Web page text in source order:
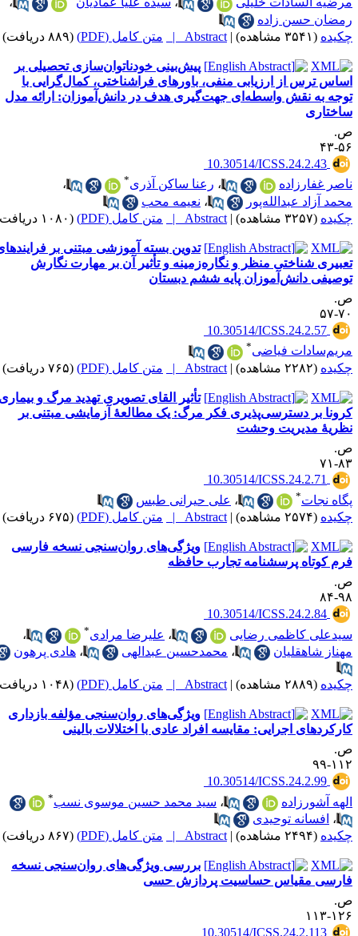
حسن زاده
(۳۵۴۱ مشاهده) |
Abstract | متن کامل (PDF) (۸۸۹ دریافت)
پیش‌بینی خودناتوان‌سازی تحصیلی بر
ترس از ارزیابی منفی، باورهای فراشناختی، کمال‌گرایی با
به نقش واسطه‌ای جهت‌گیری هدف در دانش‌آموزان: ارائه مدل
۴۳
‎ 10.30514/ICSS.24.2.43
غفارزاده
،رعنا ساکن آذری
،
آزاد عبدالله‌پور
،نعیمه محب
(۳۲۵۷ مشاهده) |
Abstract | متن کامل (PDF) (۱۰۸۰ دریافت)
تدوین بسته آموزشی مبتنی بر فرایندهای
شناختی منظر و نگاره‌زمینه و تأثیر آن بر مهارت نگارش
دانش‌آموزان پایه ششم دبستان
۵۷
‎ 10.30514/ICSS.24.2.57
فیاضی
(۲۲۸۲ مشاهده) |
Abstract | متن کامل (PDF) (۷۶۵ دریافت)
تأثیر القای تصویری تهدید مرگ و بیماری
بر دسترسی‌پذیری فکر مرگ: یک مطالعۀ آزمایشی مبتنی بر
مدیریت وحشت
۷۱
‎ 10.30514/ICSS.24.2.71
نجات
،علی حیرانی طبس
(۲۵۷۴ مشاهده) |
Abstract | متن کامل (PDF) (۶۷۵ دریافت)
ویژگی‌های روان‌سنجی نسخه فارسی
کوتاه پرسشنامه تجارب حافظه
۸۴
‎ 10.30514/ICSS.24.2.84
کاظمی رضایی
،علیرضا مرادی
،
شاهقلیان
،محمدحسین عبدالهی ،هادی پرهون
(۲۸۸۹ مشاهده) |
Abstract | متن کامل (PDF) (۱۰۴۸ دریافت)
ویژگی‌های روان‌سنجی مؤلفه بازداری
اجرایی: مقایسه‌ افراد عادی با اختلالات بالینی
۹۹
‎ 10.30514/ICSS.24.2.99
آشورزاده
،سید محمد حسین موسوی نسب
،افسانه توحیدی
(۲۴۹۴ مشاهده) |
Abstract | متن کامل (PDF) (۸۶۷ دریافت)
بررسی ویژگی‌های روان‌سنجی نسخه
مقیاس حساسیت پردازش حسی
۱۱۳
‎ 10.30514/ICSS.24.2.113